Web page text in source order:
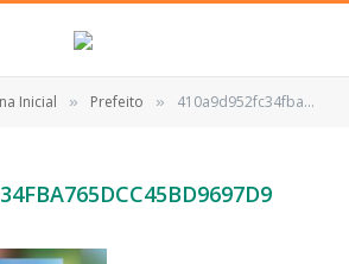
Inicial » Prefeito » 410a9d952fc34fba765dcc45bd9697d9